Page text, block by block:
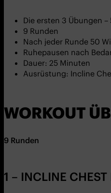
Die ersten 3 Übungen –
9 Runden
Nach jeder Runde 50
Ruhepausen nach
Dauer: 25 Minuten
Ausrüstung: Incline
WORKOUT
9 Runden
1 – INCLINE CHEST